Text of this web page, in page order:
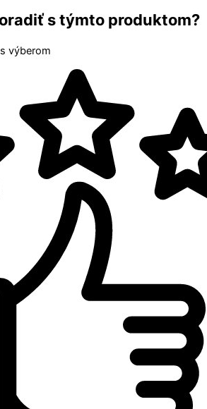
s týmto produktom?
výberom